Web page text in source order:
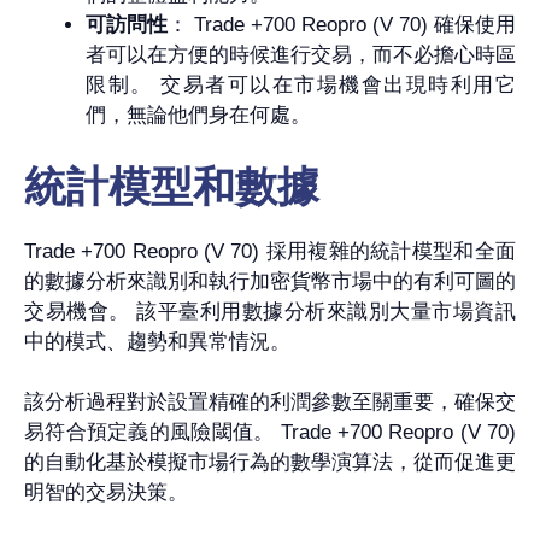
可訪問性 ： Trade +700 Reopro (V 70) 確保使用
者可以在方便的時候進行交易，而不必擔心時區
限制。 交易者可以在市場機會出現時利用它
們，無論他們身在何處。
統計模型和數據
Trade +700 Reopro (V 70) 採用複雜的統計模型和全面
的數據分析來識別和執行加密貨幣市場中的有利可圖的
交易機會。 該平臺利用數據分析來識別大量市場資訊
中的模式、趨勢和異常情況。
該分析過程對於設置精確的利潤參數至關重要，確保交
易符合預定義的風險閾值。 Trade +700 Reopro (V 70)
的自動化基於模擬市場行為的數學演算法，從而促進更
明智的交易決策。